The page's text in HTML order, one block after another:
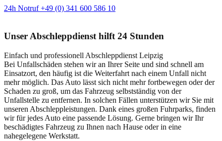
24h Notruf +49 (0) 341 600 586 10
Unser Abschleppdienst hilft 24 Stunden
Einfach und professionell Abschleppdienst Leipzig
Bei Unfallschäden stehen wir an Ihrer Seite und sind schnell am
Einsatzort, den häufig ist die Weiterfahrt nach einem Unfall nicht
mehr möglich. Das Auto lässt sich nicht mehr fortbewegen oder der
Schaden zu groß, um das Fahrzeug selbstständig von der
Unfallstelle zu entfernen. In solchen Fällen unterstützen wir Sie mit
unseren Abschleppleistungen. Dank eines großen Fuhrparks, finden
wir für jedes Auto eine passende Lösung. Gerne bringen wir Ihr
beschädigtes Fahrzeug zu Ihnen nach Hause oder in eine
nahegelegene Werkstatt.